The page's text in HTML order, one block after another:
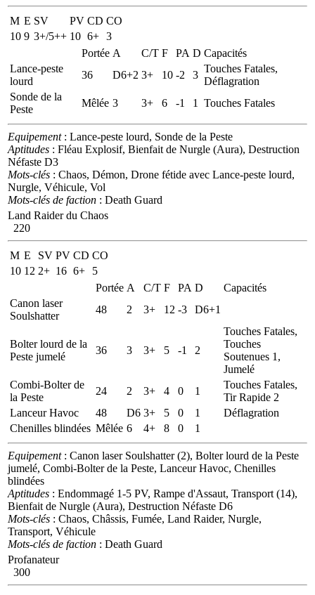
M E SV PV CD CO
10 9 3+/5++ 10 6+ 3
Portée A C/T F PA D Capacités
Lance-peste
lourd
36 D6+2 3+ 10 -2 3
Touches Fatales,
Déflagration
Sonde de la
Peste
Mêlée 3 3+ 6 -1 1 Touches Fatales
Equipement: Lance-peste lourd, Sonde de la Peste
Aptitudes : Fléau Explosif, Bienfait de Nurgle (Aura), Destruction
Néfaste D3
Mots-clés : Chaos, Démon, Drone fétide avec Lance-peste lourd,
Nurgle, Véhicule, Vol
Mots-clés de faction : Death Guard
Land Raider du Chaos
220
M E SV PV CD CO
10 12 2+ 16 6+
5
Portée A C/T F PA D
Capacités
Canon laser
Soulshatter
48 2 3+ 12 -3 D6+1
Bolter lourd de la
Peste jumelé
36 3 3+ 5 -1 2
Touches Fatales,
Touches
Soutenues 1,
Jumelé
Combi-Bolter de
la Peste
24 2 3+ 4 0 1
Touches Fatales,
Tir Rapide 2
Lanceur Havoc
48 D6 3+ 5 0 1
Déflagration
Chenilles blindées Mêlée 6 4+ 8 0 1
Equipement: Canon laser Soulshatter (2), Bolter lourd de la Peste
jumelé, Combi-Bolter de la Peste, Lanceur Havoc, Chenilles
blindées
Aptitudes : Endommagé 1-5 PV, Rampe d'Assaut, Transport (14),
Bienfait de Nurgle (Aura), Destruction Néfaste D6
Mots-clés : Chaos, Châssis, Fumée, Land Raider, Nurgle,
Transport, Véhicule
Mots-clés de faction : Death Guard
Profanateur
300